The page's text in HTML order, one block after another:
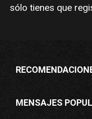
sólo tienes que
MENSAJES